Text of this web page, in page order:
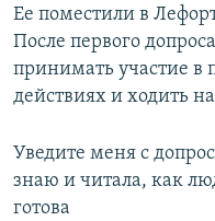
Ее поместили в
После первого
принимать участие в
действиях и ходить
Уведите меня с
знаю и читала, как
готова